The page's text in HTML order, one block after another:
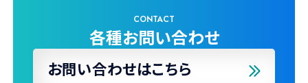
CONTACT
各種お問い合わせ
お問い合わせはこちら